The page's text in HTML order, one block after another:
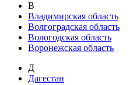
В
Владимирская область
Волгоградская область
Вологодская область
Воронежская область
Д
Дагестан